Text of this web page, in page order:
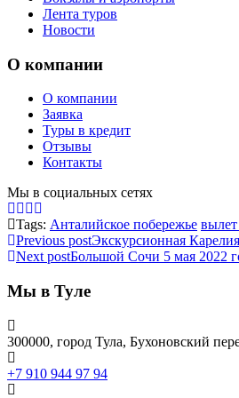
Лента туров
Новости
О компании
О компании
Заявка
Туры в кредит
Отзывы
Контакты
Мы в социальных сетях
Tags: Анталийское побережье
Previous postЭкскурсионная
Next postБольшой Сочи 5 мая 2022
Мы в Туле
300000, город Тула, Бухоновский
+7 910 944 97 94